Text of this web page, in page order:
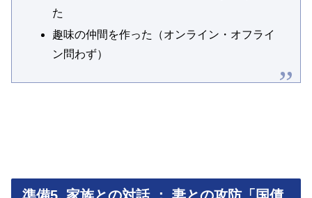
た
趣味の仲間を作った（オンライン・オフライ
ン問わず）